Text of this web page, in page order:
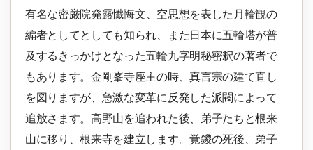
有名な密厳院発露懺悔文 、空思想を表した月輪観の
編者としてとしても知られ、また日本に五輪塔が普
及するきっかけとなった五輪九字明秘密釈の著者で
もあります。金剛峯寺座主の時、真言宗の建て直し
を図りますが、急激な変革に反発した派閥によって
追放さます。高野山を追われた後、弟子たちと根来
山に移り、根来寺を建立します。覚鑁の死後、弟子